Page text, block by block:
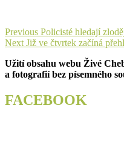
Navigace
pro
příspěvek
Previous Previous
post:
Policisté hledají
Next Next
Již ve čtvrtek začíná
Užití obsahu webu Živé
a fotografií bez písemného
FACEBOOK